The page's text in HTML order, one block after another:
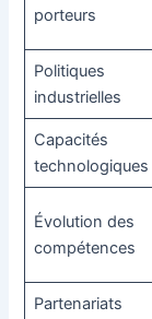
porteurs
Politiques
industrielles
Capacités
technologiques
Évolution des
compétences
Partenariats